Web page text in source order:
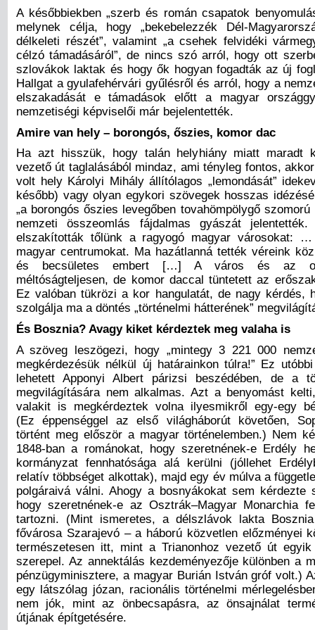
A későbbiekben „szerb és román csapatok
melynek célja, hogy „bekebelezzék Dél-
délkeleti részét”, valamint „a csehek felvidéki
célzó támadásáról”, de nincs szó arról, hogy ott
szlovákok laktak és hogy ők hogyan fogadták az új
Hallgat a gyulafehérvári gyűlésről és arról, hogy a
elszakadását e támadások előtt a magyar
nemzetiségi képviselői már bejelentették.
Amire van hely – borongós, őszies, komor dac
Ha azt hisszük, hogy talán helyhiány miatt maradt
vezető út taglalásából mindaz, ami tényleg fontos,
volt hely Károlyi Mihály állítólagos „lemondását”
később) vagy olyan egykori szövegek hosszas
„a borongós őszies levegőben tovahömpölygő szomorú
nemzeti összeomlás fájdalmas gyászát
elszakították tőlünk a ragyogó magyar városokat:
magyar centrumokat. Ma hazátlanná tették véreink
és becsületes embert […] A város és az
méltóságteljesen, de komor daccal tüntetett az
Ez valóban tükrözi a kor hangulatát, de nagy kérdés,
szolgálja ma a döntés „történelmi hátterének”
És Bosznia? Avagy kiket kérdeztek meg valaha is
A szöveg leszögezi, hogy „mintegy 3 221 000
megkérdezésük nélkül új határainkon túlra!” Ez
lehetett Apponyi Albert párizsi beszédében, de a
megvilágítására nem alkalmas. Azt a benyomást
valakit is megkérdeztek volna ilyesmikről egy-egy
(Ez éppenséggel az első világháborút követően,
történt meg először a magyar történelemben.) Nem
1848-ban a románokat, hogy szeretnének-e Erdély
kormányzat fennhatósága alá kerülni (jóllehet
relatív többséget alkottak), majd egy év múlva a
polgáraivá válni. Ahogy a bosnyákokat sem kérdezte
hogy szeretnének-e az Osztrák–Magyar Monarchia
tartozni. (Mint ismeretes, a délszlávok lakta
fővárosa Szarajevó – a háború közvetlen előzményei
természetesen itt, mint a Trianonhoz vezető út
szerepel. Az annektálás kezdeményezője különben a
pénzügyminisztere, a magyar Burián István gróf volt.)
egy látszólag józan, racionális történelmi
nem jók, mint az önbecsapásra, az önsajnálat
útjának építgetésére.